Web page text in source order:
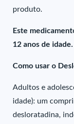
produto.
Este
12 anos de idade.
Como usar o
Adultos e
idade): um
desloratadina,